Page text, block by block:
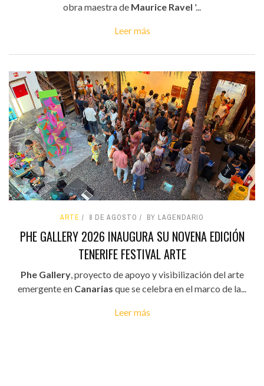
obra maestra de Maurice Ravel '...
Leer más
ARTE 8 DE AGOSTO BY LAGENDARIO
PHE GALLERY 2026 INAUGURA SU NOVENA EDICIÓN
TENERIFE FESTIVAL ARTE
Phe Gallery, proyecto de apoyo y visibilización del arte
emergente en Canarias que se celebra en el marco de la...
Leer más